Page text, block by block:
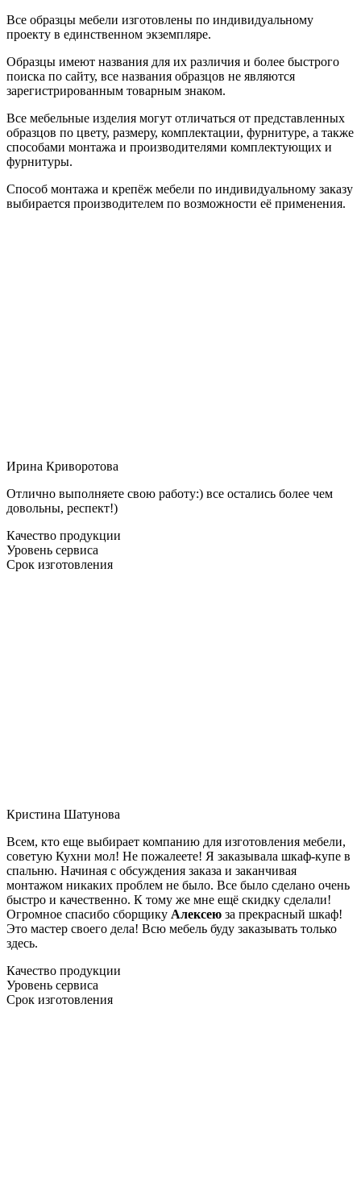
Все образцы мебели изготовлены по индивидуальному
проекту в единственном экземпляре.
Образцы имеют названия для их различия и более быстрого
поиска по сайту, все названия образцов не являются
зарегистрированным товарным знаком.
Все мебельные изделия могут отличаться от представленных
образцов по цвету, размеру, комплектации, фурнитуре, а также
способами монтажа и производителями комплектующих и
фурнитуры.
Способ монтажа и крепёж мебели по индивидуальному заказу
выбирается производителем по возможности её применения.
Ирина Криворотова
Отлично выполняете свою работу:) все остались более чем
довольны, респект!)
Качество продукции
Уровень сервиса
Срок изготовления
Кристина Шатунова
Всем, кто еще выбирает компанию для изготовления мебели,
советую Кухни мол! Не пожалеете! Я заказывала шкаф-купе в
спальню. Начиная с обсуждения заказа и заканчивая
монтажом никаких проблем не было. Все было сделано очень
быстро и качественно. К тому же мне ещё скидку сделали!
Огромное спасибо сборщику Алексею за прекрасный шкаф!
Это мастер своего дела! Всю мебель буду заказывать только
здесь.
Качество продукции
Уровень сервиса
Срок изготовления